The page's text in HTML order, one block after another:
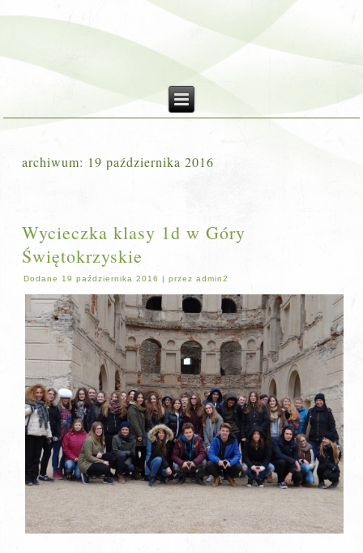
archiwum: 19 października 2016
Wycieczka klasy 1d w Góry
Świętokrzyskie
Dodane 19 października 2016 |przez admin2